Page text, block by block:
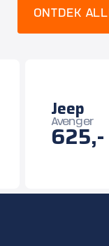
ONTDEK
Jeep
Avenger
625,-